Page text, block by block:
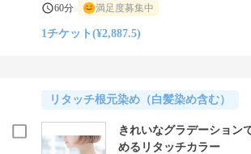
60分 満足度募集中
1チケット(¥2,887.5)
リタッチ根元染め（白髪染め含む）
きれいなグラデーション
めるリタッチカラー